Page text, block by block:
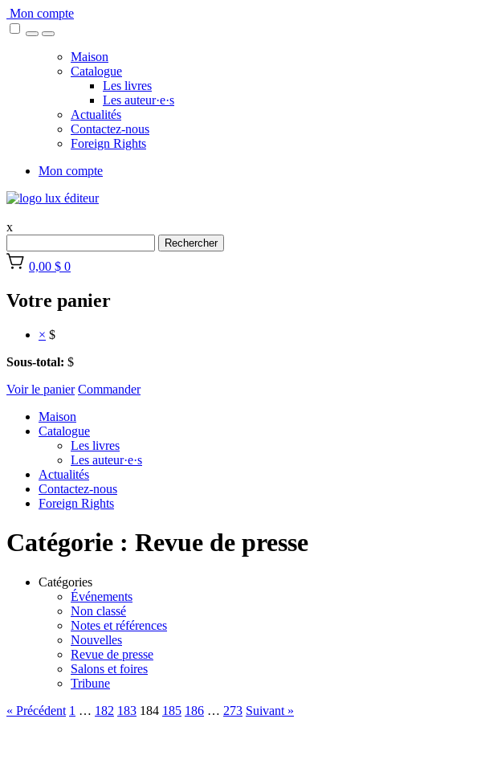
Skip
to
Mon compte
Maison
Catalogue
Les livres
Les auteur·e·s
Actualités
Contactez-nous
Foreign Rights
Mon compte
x
Rechercher
0,00 $ 0
Votre panier
× $
Sous-total: $
Voir le panier Commander
Maison
Catalogue
Les livres
Les auteur·e·s
Actualités
Contactez-nous
Foreign Rights
Catégorie : Revue de presse
Catégories
Événements
Non classé
Notes et références
Nouvelles
Revue de presse
Salons et foires
Tribune
« Précédent 1 … 182 183 184 185 186 … 273 Suivant »